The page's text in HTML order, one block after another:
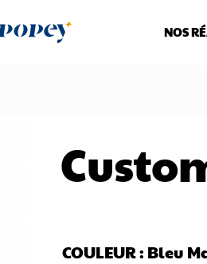
NOS
COULEUR: Bleu